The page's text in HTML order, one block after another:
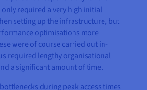
required a very high initial
setting up the infrastructure, but
optimisations more
were of course carried out in-
required lengthy organisational
a significant amount of time.
during peak access times